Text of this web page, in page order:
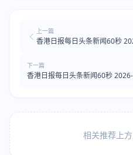
上一篇
香港日报每日头条新闻60秒
下一篇
香港日报每日头条新闻60秒
相关推荐上